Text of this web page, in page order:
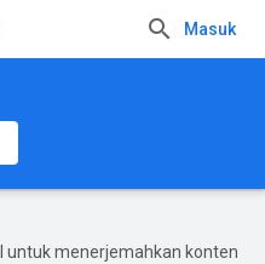
Masuk
untuk menerjemahkan konten